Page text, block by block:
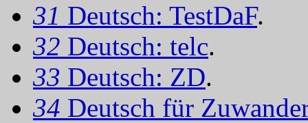
31 Deutsch: TestDaF.
32 Deutsch: telc.
33 Deutsch: ZD.
34 Deutsch für